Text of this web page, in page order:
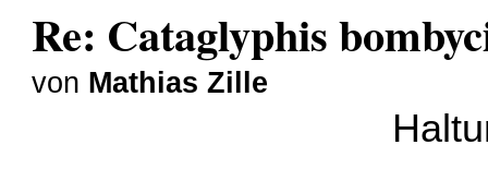
Re: Cataglyphis
von Mathias Zille